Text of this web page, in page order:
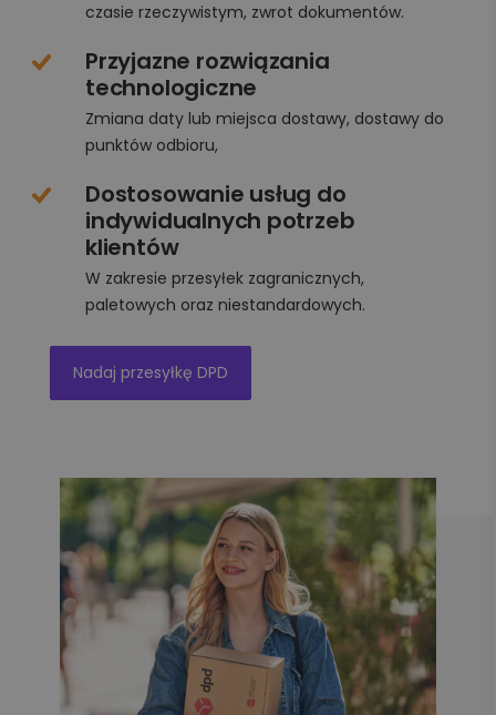
czasie rzeczywistym, zwrot dokumentów.
Przyjazne rozwiązania
technologiczne
Zmiana daty lub miejsca dostawy, dostawy do
punktów odbioru,
Dostosowanie usług do
indywidualnych potrzeb
klientów
W zakresie przesyłek zagranicznych,
paletowych oraz niestandardowych.
Nadaj przesyłkę DPD